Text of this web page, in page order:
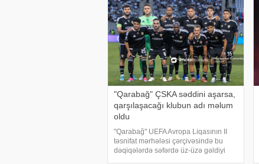
"Qarabağ" ÇSKA səddini aşarsa,
qarşılaşacağı klubun adı məlum
oldu
"Qarabağ" UEFA Avropa Liqasının II
təsnifat mərhələsi çərçivəsində bu
dəqiqələrdə səfərdə üz-üzə gəldiyi